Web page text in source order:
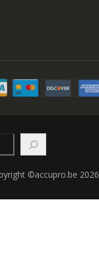
©accupro.be 2026